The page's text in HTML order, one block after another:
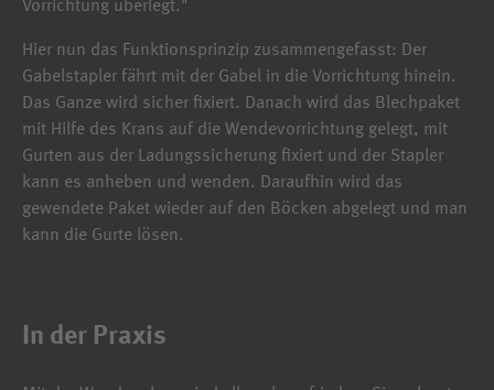
Vorrichtung überlegt."
Hier nun das Funktionsprinzip zusammengefasst: Der
Gabelstapler fährt mit der Gabel in die Vorrichtung hinein.
Das Ganze wird sicher fixiert. Danach wird das Blechpaket
mit Hilfe des Krans auf die Wendevorrichtung gelegt, mit
Gurten aus der Ladungssicherung fixiert und der Stapler
kann es anheben und wenden. Daraufhin wird das
gewendete Paket wieder auf den Böcken abgelegt und man
kann die Gurte lösen.
In der Praxis